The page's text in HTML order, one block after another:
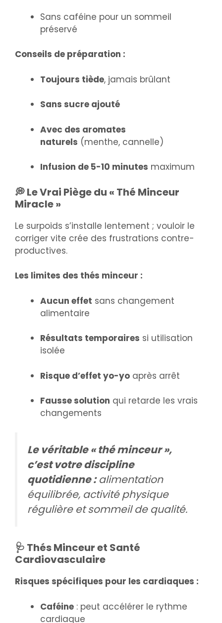
Sans caféine pour un sommeil
préservé
Conseils de préparation :
Toujours tiède, jamais brûlant
Sans sucre ajouté
Avec des aromates
naturels (menthe, cannelle)
Infusion de 5-10 minutes maximum
💭 Le Vrai Piège du « Thé Minceur
Miracle »
Le surpoids s’installe lentement ; vouloir le
corriger vite crée des frustrations contre-
productives.
Les limites des thés minceur :
Aucun effet sans changement
alimentaire
Résultats temporaires si utilisation
isolée
Risque d’effet yo-yo après arrêt
Fausse solution qui retarde les vrais
changements
Le véritable « thé minceur »,
c’est votre discipline
quotidienne :alimentation
équilibrée, activité physique
régulière et sommeil de qualité.
🩺 Thés Minceur et Santé
Cardiovasculaire
Risques spécifiques pour les cardiaques :
Caféine : peut accélérer le rythme
cardiaque